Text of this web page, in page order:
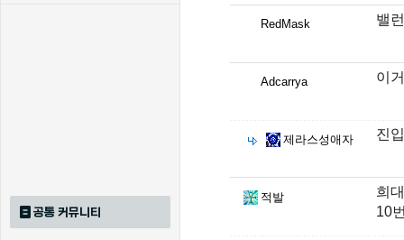
공통 커뮤니티
RedMask 밸
Adcarrya 이
제라스성애자 진
적발
희
10